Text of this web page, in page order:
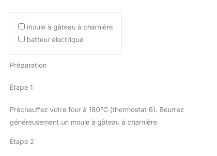
moule à gâteau à charnière
batteur électrique
Préparation
Étape 1
Préchauffez votre four à 180°C (thermostat 6). Beurrez
généreusement un moule à gâteau à charnière.
Étape 2